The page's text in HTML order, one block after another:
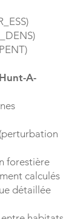
A-
forestière
calculés
détaillée